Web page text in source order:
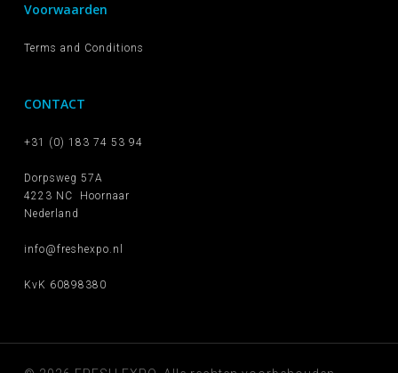
Voorwaarden
Terms and Conditions
CONTACT
+31 (0) 183 74 53 94
Dorpsweg 57A
4223 NC Hoornaar
Nederland
info@freshexpo.nl
KvK 60898380